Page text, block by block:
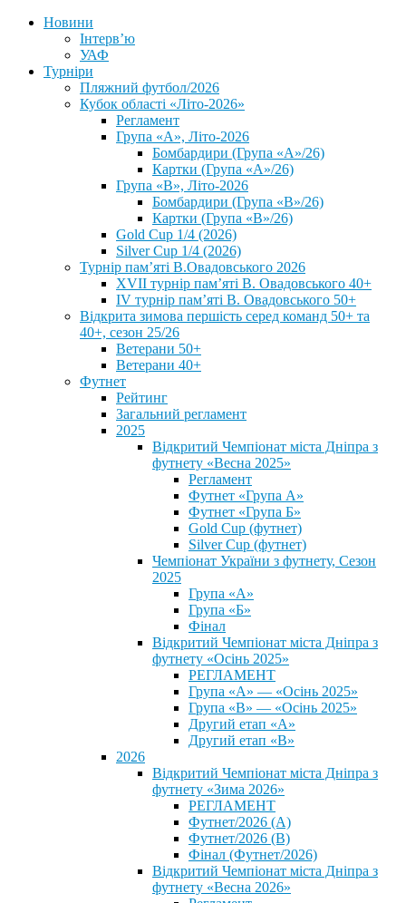
Новини
Інтерв’ю
УАФ
Турніри
Пляжний футбол/2026
Кубок області «Літо-2026»
Регламент
Група «А», Літо-2026
Бомбардири (Група «А»/26)
Картки (Група «А»/26)
Група «В», Літо-2026
Бомбардири (Група «В»/26)
Картки (Група «В»/26)
Gold Cup 1/4 (2026)
Silver Cup 1/4 (2026)
Турнір пам’яті В.Овадовського 2026
XVII турнір пам’яті В. Овадовського 40+
IV турнір пам’яті В. Овадовського 50+
Відкрита зимова першість серед команд 50+ та
40+, сезон 25/26
Ветерани 50+
Ветерани 40+
Футнет
Рейтинг
Загальний регламент
2025
Відкритий Чемпіонат міста Дніпра з
футнету «Весна 2025»
Регламент
Футнет «Група А»
Футнет «Група Б»
Gold Cup (футнет)
Silver Cup (футнет)
Чемпіонат України з футнету, Сезон
2025
Група «А»
Група «Б»
Фінал
Відкритий Чемпіонат міста Дніпра з
футнету «Осінь 2025»
РЕГЛАМЕНТ
Група «А» — «Осінь 2025»
Група «В» — «Осінь 2025»
Другий етап «А»
Другий етап «В»
2026
Відкритий Чемпіонат міста Дніпра з
футнету «Зима 2026»
РЕГЛАМЕНТ
Футнет/2026 (А)
Футнет/2026 (В)
Фінал (Футнет/2026)
Відкритий Чемпіонат міста Дніпра з
футнету «Весна 2026»